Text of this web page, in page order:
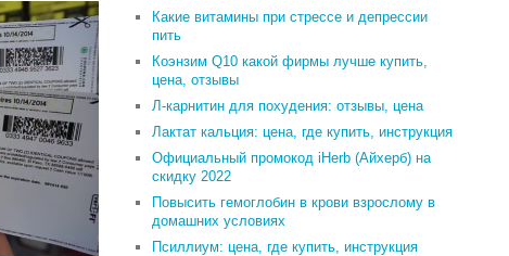
Какие витамины при стрессе и депрессии
пить
Коэнзим Q10 какой фирмы лучше купить,
цена, отзывы
Л-карнитин для похудения: отзывы, цена
Лактат кальция: цена, где купить, инструкция
Официальный промокод iHerb (Айхерб) на
скидку 2022
Повысить гемоглобин в крови взрослому в
домашних условиях
Псиллиум: цена, где купить, инструкция